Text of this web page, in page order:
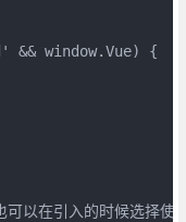
window.Vue) {
以在引入的时候选择使